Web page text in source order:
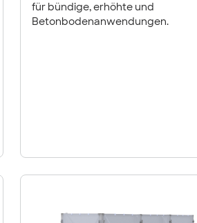
für bündige, erhöhte und
Betonbodenanwendungen.